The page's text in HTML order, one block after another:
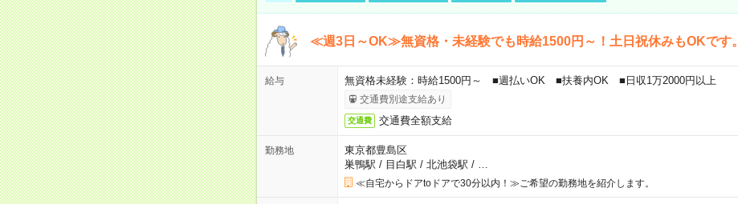
≪週3日～OK≫無資格・未経験でも時給1500円～！土日祝休みもOKです。
給与 無資格未経験：時給1500円～ ■週払いOK ■扶養内OK ■日収1万2000円以上
交通費別途支給あり
交通費 交通費全額支給
勤務地
東京都豊島区
巣鴨駅 / 目白駅 / 北池袋駅 /
≪自宅からドアtoドアで30分以内！≫ご希望の勤務地を紹介します。